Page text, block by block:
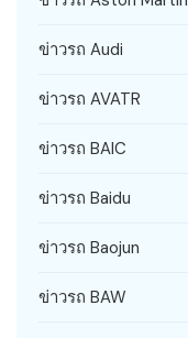
ข่าวรถ Audi
ข่าวรถ AVATR
ข่าวรถ BAIC
ข่าวรถ Baidu
ข่าวรถ Baojun
ข่าวรถ BAW